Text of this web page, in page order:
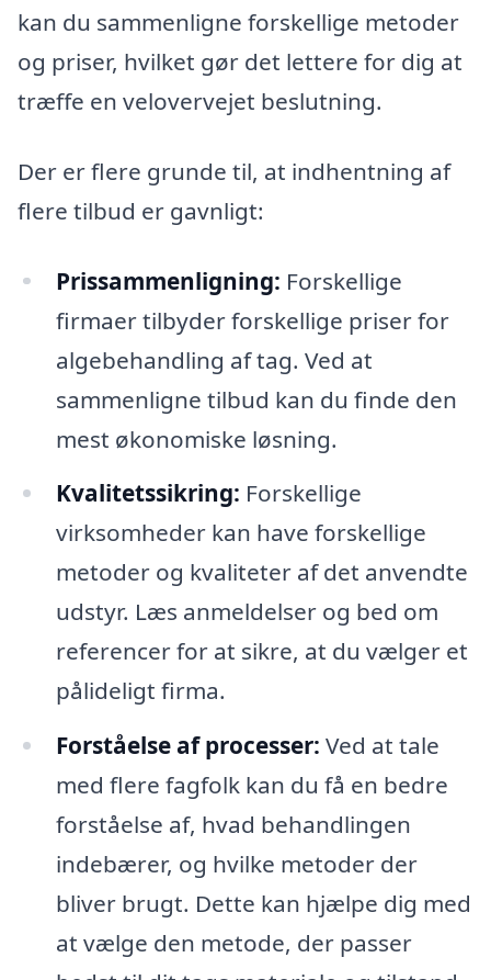
kan du sammenligne forskellige metoder
og priser, hvilket gør det lettere for dig at
træffe en velovervejet beslutning.
Der er flere grunde til, at indhentning af
flere tilbud er gavnligt:
Prissammenligning: Forskellige
firmaer tilbyder forskellige priser for
algebehandling af tag. Ved at
sammenligne tilbud kan du finde den
mest økonomiske løsning.
Kvalitetssikring: Forskellige
virksomheder kan have forskellige
metoder og kvaliteter af det anvendte
udstyr. Læs anmeldelser og bed om
referencer for at sikre, at du vælger et
pålideligt firma.
Forståelse af processer: Ved at tale
med flere fagfolk kan du få en bedre
forståelse af, hvad behandlingen
indebærer, og hvilke metoder der
bliver brugt. Dette kan hjælpe dig med
at vælge den metode, der passer